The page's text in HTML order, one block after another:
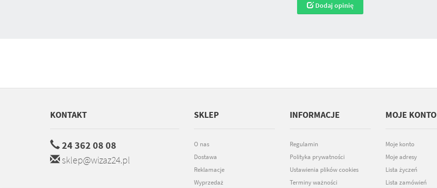
Dodaj opinię
KONTAKT
24 362 08 08
sklep@wizaz24.pl
SKLEP
O nas
Dostawa
Reklamacje
Wyprzedaż
INFORMACJE
Regulamin
Polityka prywatności
Ustawienia plików cookies
Terminy ważności
MOJE KONTO
Moje konto
Moje adresy
Lista życzeń
Lista zamówień